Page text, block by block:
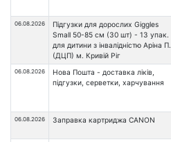
06.08.2026
Підгузки для дорослих Giggles
Small 50-85 см (30 шт) - 13 упак.
для дитини з інвалідністю Аріна П.
(ДЦП) м. Кривій Ріг
06.08.2026
Нова Пошта - доставка ліків,
підгузки, серветки, харчування
06.08.2026 Заправка картриджа CANON